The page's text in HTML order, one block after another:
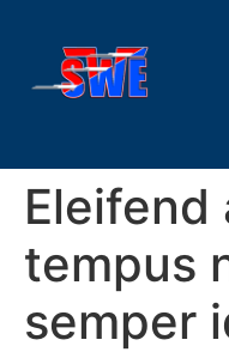
Eleifend
tempus
semper